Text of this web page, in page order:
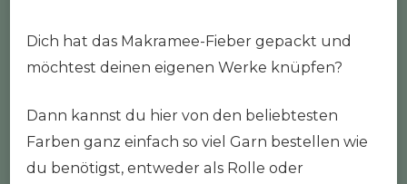
Dich hat das Makramee-Fieber gepackt und
möchtest deinen eigenen Werke knüpfen?
Dann kannst du hier von den beliebtesten
Farben ganz einfach so viel Garn bestellen wie
du benötigst, entweder als Rolle oder